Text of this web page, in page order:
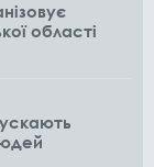
області